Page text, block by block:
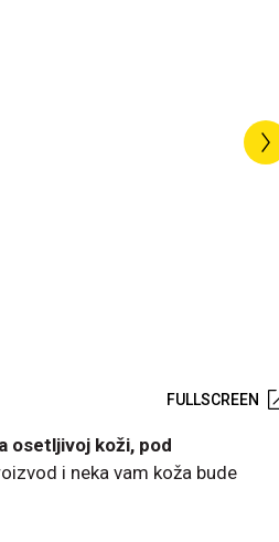
FULLSCREEN
osetljivoj koži, pod
i neka vam koža bude